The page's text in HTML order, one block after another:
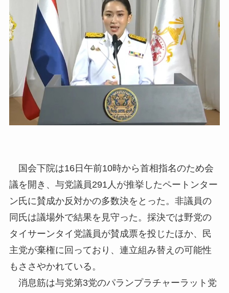
国会下院は16日午前10時から首相指名のため会
議を開き、与党議員291人が推挙したペートンター
ン氏に賛成か反対かの多数決をとった。非議員の
同氏は議場外で結果を見守った。採決では野党の
タイサーンタイ党議員が賛成票を投じたほか、民
主党が棄権に回っており、連立組み替えの可能性
もささやかれている。
消息筋は与党第3党のパランプラチャーラット党